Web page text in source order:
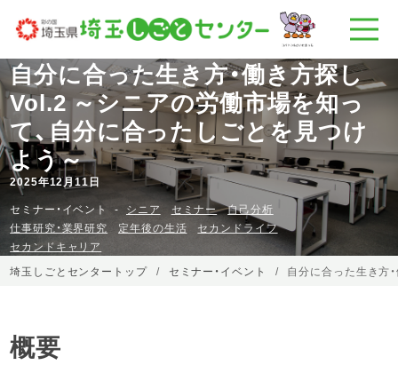
自分に合った生き方・働き方探し
Vol.2 ～シニアの労働市場を知っ
て、自分に合ったしごとを見つけ
よう～
2025年12月11日
セミナー・イベント
シニア セミナー
自己分析
仕事研究・業界研究
定年後の生活
セカンドライフ
セカンドキャリア
埼玉しごとセンタートップ
セミナー・イベント 自分に合った生き方
概要